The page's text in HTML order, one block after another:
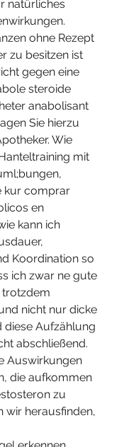
natürliches
ohne Rezept
zu besitzen ist
gegen eine
steroide
anabolisant
Sie hierzu
Wie
mit
kur comprar
en
kann ich
Koordination so
ich zwar ne gute
trotzdem
nicht nur dicke
diese Aufzählung
abschließend.
Auswirkungen
die aufkommen
zu
wir herausfinden,